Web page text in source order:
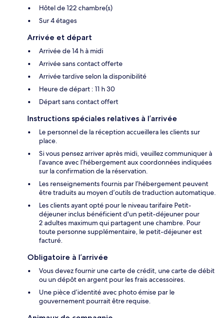
Hôtel de 122 chambre(s)
Sur 4 étages
Arrivée et départ
Arrivée de 14 h à midi
Arrivée sans contact offerte
Arrivée tardive selon la disponibilité
Heure de départ : 11 h 30
Départ sans contact offert
Instructions spéciales relatives à l’arrivée
Le personnel de la réception accueillera les clients sur
place.
Si vous pensez arriver après midi, veuillez communiquer à
l’avance avec l’hébergement aux coordonnées indiquées
sur la confirmation de la réservation.
Les renseignements fournis par l’hébergement peuvent
être traduits au moyen d’outils de traduction automatique.
Les clients ayant opté pour le niveau tarifaire Petit-
déjeuner inclus bénéficient d'un petit-déjeuner pour
2 adultes maximum qui partagent une chambre. Pour
toute personne supplémentaire, le petit-déjeuner est
facturé.
Obligatoire à l’arrivée
Vous devez fournir une carte de crédit, une carte de débit
ou un dépôt en argent pour les frais accessoires.
Une pièce d’identité avec photo émise par le
gouvernement pourrait être requise.